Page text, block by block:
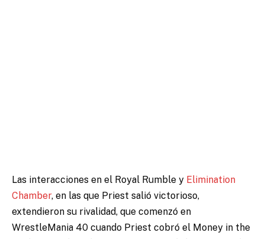
Las interacciones en el Royal Rumble y Elimination
Chamber, en las que Priest salió victorioso,
extendieron su rivalidad, que comenzó en
WrestleMania 40 cuando Priest cobró el Money in the